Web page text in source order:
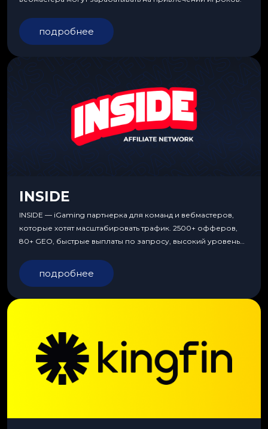
подробнее
INSIDE
INSIDE — iGaming партнерка для команд и вебмастеров,
которые хотят масштабировать трафик. 2500+ офферов,
80+ GEO, быстрые выплаты по запросу, высокий уровень
подробнее